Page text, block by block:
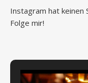
Instagram hat keinen
Folge mir!